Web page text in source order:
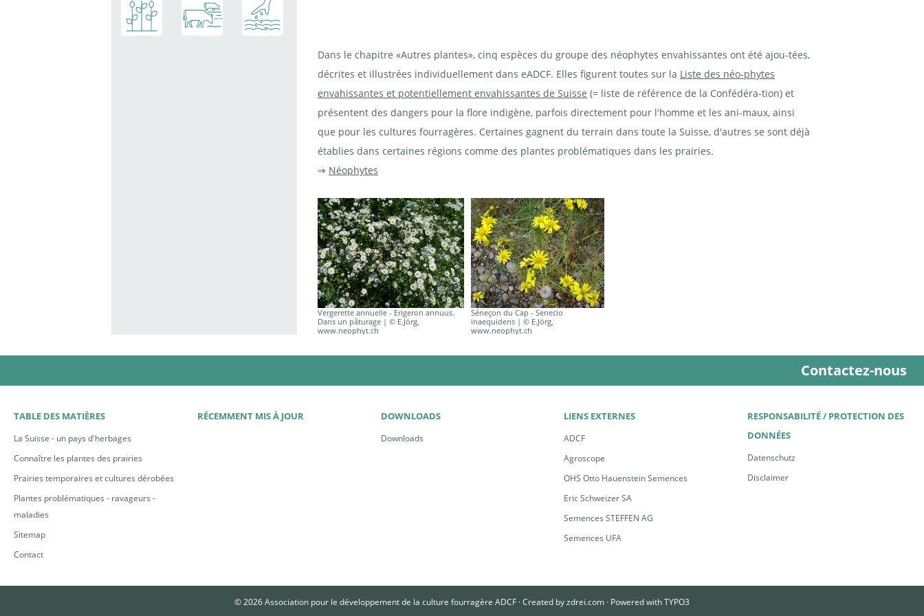
Dans le chapitre «Autres plantes», cinq espèces du groupe des néophytes envahissantes ont été ajou-tées,
décrites et illustrées individuellement dans eADCF. Elles figurent toutes sur la Liste des néo-phytes
envahissantes et potentiellement envahissantes de Suisse (= liste de référence de la Confédéra-tion) et
présentent des dangers pour la flore indigène, parfois directement pour l'homme et les ani-maux, ainsi
que pour les cultures fourragères. Certaines gagnent du terrain dans toute la Suisse, d'autres se sont déjà
établies dans certaines régions comme des plantes problématiques dans les prairies.
⇒ Néophytes
Vergerette annuelle - Erigeron annuus.
Dans un pâturage | © E.Jörg,
www.neophyt.ch
Séneçon du Cap - Senecio
inaequidens | © E.Jörg,
www.neophyt.ch
Contactez-nous
TABLE DES MATIÈRES
La Suisse - un pays d'herbages
Connaître les plantes des prairies
Prairies temporaires et cultures dérobées
Plantes problématiques - ravageurs -
maladies
Sitemap
Contact
RÉCEMMENT MIS À JOUR DOWNLOADS
Downloads
LIENS EXTERNES
ADCF
Agroscope
OHS Otto Hauenstein Semences
Eric Schweizer SA
Semences STEFFEN AG
Semences UFA
RESPONSABILITÉ / PROTECTION DES
DONNÉES
Datenschutz
Disclaimer
© 2026 Association pour le développement de la culture fourragère ADCF ·Created byzdrei.com · Powered withTYPO3